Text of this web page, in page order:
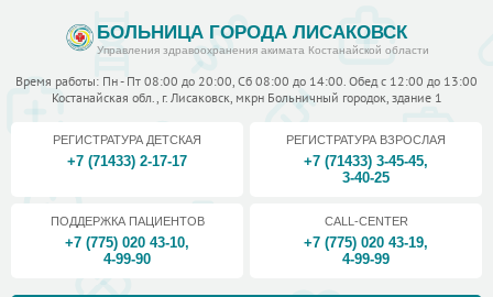
БОЛЬНИЦА ГОРОДА ЛИСАКОВСК
Управления здравоохранения акимата Костанайской области
Время работы: Пн - Пт 08:00 до 20:00, Сб 08:00 до 14:00. Обед с 12:00 до 13:00
Костанайская обл., г. Лисаковск, мкрн Больничный городок, здание 1
РЕГИСТРАТУРА ДЕТСКАЯ
+7 (71433) 2-17-17
РЕГИСТРАТУРА ВЗРОСЛАЯ
+7 (71433) 3-45-45,
3-40-25
ПОДДЕРЖКА ПАЦИЕНТОВ
+7 (775) 020 43-10,
4-99-90
CALL-CENTER
+7 (775) 020 43-19,
4-99-99